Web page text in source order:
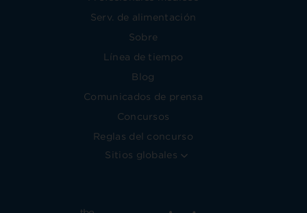
Serv. de alimentación
Sobre
Línea de tiempo
Blog
Comunicados de prensa
Concursos
Reglas del concurso
Sitios globales